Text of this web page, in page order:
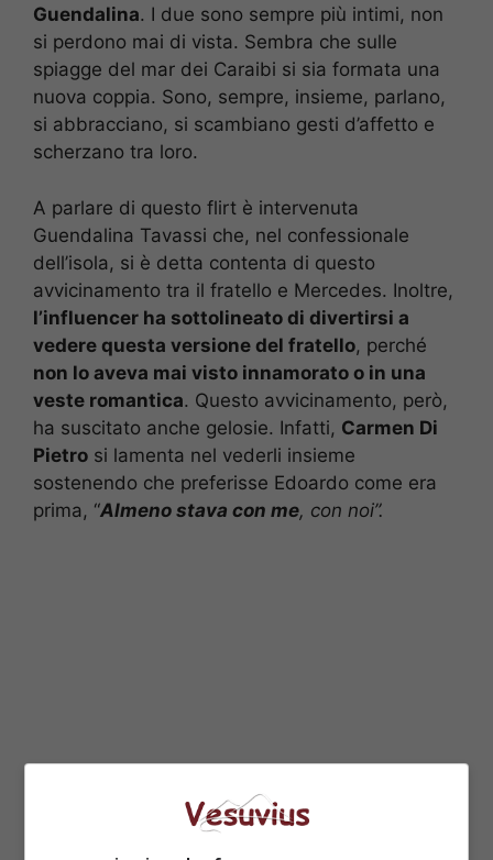
Guendalina. I due sono sempre più intimi, non
si perdono mai di vista. Sembra che sulle
spiagge del mar dei Caraibi si sia formata una
nuova coppia. Sono, sempre, insieme, parlano,
si abbracciano, si scambiano gesti d’affetto e
scherzano tra loro.
A parlare di questo flirt è intervenuta
Guendalina Tavassi che, nel confessionale
dell’isola, si è detta contenta di questo
avvicinamento tra il fratello e Mercedes. Inoltre,
l’influencer ha sottolineato di divertirsi a
vedere questa versione del fratello, perché
non lo aveva mai visto innamorato o in una
veste romantica. Questo avvicinamento, però,
ha suscitato anche gelosie. Infatti, Carmen Di
Pietro si lamenta nel vederli insieme
sostenendo che preferisse Edoardo come era
prima, “Almeno stava con me, con noi”.